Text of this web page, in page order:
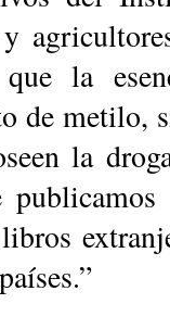
la
de metilo,
la